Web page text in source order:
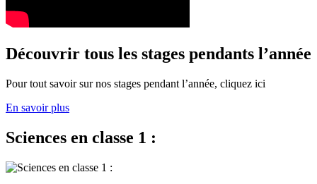
Découvrir tous les stages pendants l’année
Pour tout savoir sur nos stages pendant l’année, cliquez ici
En savoir plus
Sciences en classe 1 :